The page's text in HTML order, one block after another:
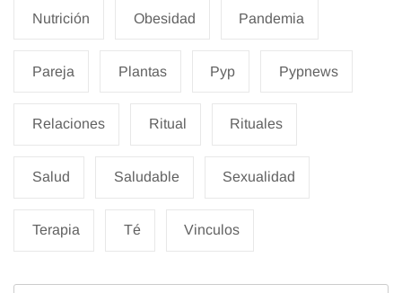
Nutrición Obesidad Pandemia
Pareja Plantas Pyp Pypnews
Relaciones Ritual Rituales
Salud Saludable Sexualidad
Terapia Té Vinculos